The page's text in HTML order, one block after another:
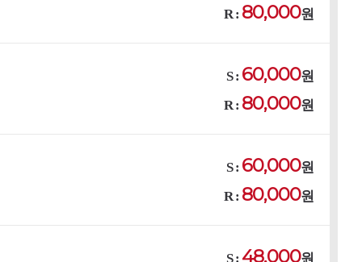
R : 80,000원
S : 60,000원
R : 80,000원
S : 60,000원
R : 80,000원
S : 48,000원